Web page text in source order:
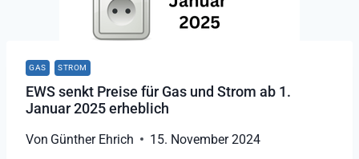
GAS STROM
EWS senkt Preise für Gas und Strom ab 1.
Januar 2025 erheblich
Von Günther Ehrich 15. November 2024